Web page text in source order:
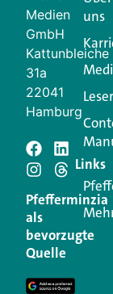
Login.
Jetzt
Ihre E-Mail-
Erforderliche
Kommentar
Medien
GmbH
Kattunbleiche
31a
22041
Hamburg
Pfefferminzia
als
bevorzugte
Quelle
uns
Links